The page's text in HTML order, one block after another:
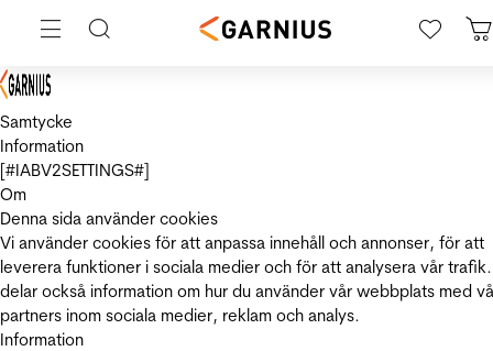
Samtycke
Information
[#IABV2SETTINGS#]
Om
Denna sida använder cookies
Vi använder cookies för att anpassa innehåll och annonser, för att
leverera funktioner i sociala medier och för att analysera vår
delar också information om hur du använder vår webbplats med
partners inom sociala medier, reklam och analys.
Information